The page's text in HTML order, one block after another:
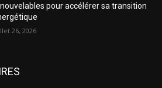
pour accélérer sa transition
26, 2026